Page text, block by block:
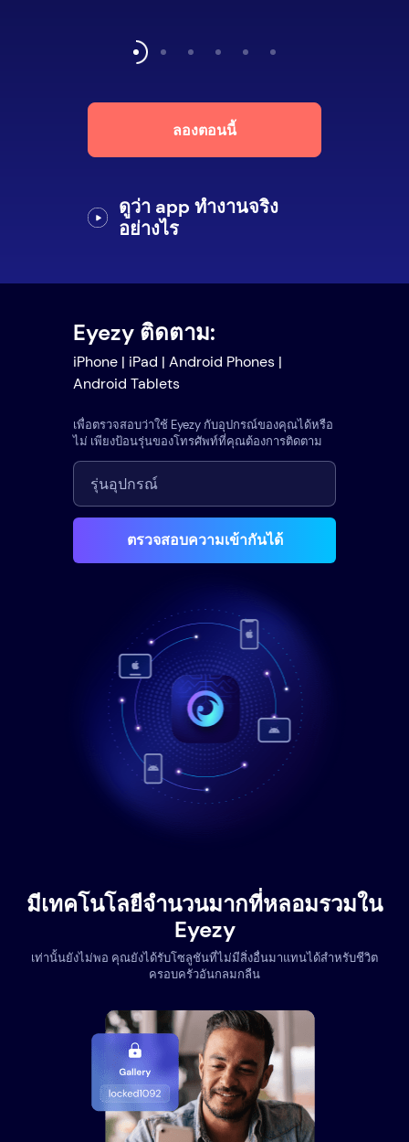
ลองตอนนี้
ดูว่า app ทำงานจริง
อย่างไร
Eyezy ติดตาม:
iPhone | iPad | Android Phones |
Android Tablets
เพื่อตรวจสอบว่าใช้ Eyezy กับอุปกรณ์ของคุณได้หรือ
ไม่ เพียงป้อนรุ่นของโทรศัพท์ที่คุณต้องการติดตาม
ตรวจสอบความเข้ากันได้
มีเทคโนโลยีจำนวนมากที่หลอมรวมใน
Eyezy
เท่านั้นยังไม่พอ คุณยังได้รับโซลูชันที่ไม่มีสิ่งอื่นมาแทนได้สำหรับชีวิต
ครอบครัวอันกลมกลืน